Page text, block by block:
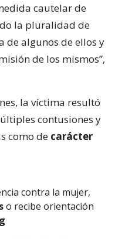
cautelar de
la pluralidad de
de algunos de ellos y
de los mismos”,
la víctima resultó
contusiones y
como de carácter
contra la mujer,
o recibe orientación